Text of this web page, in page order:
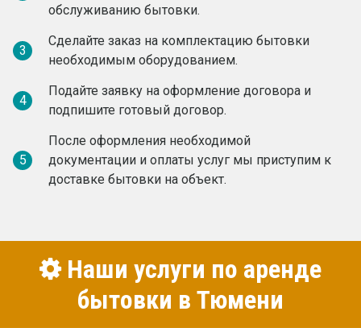
обслуживанию бытовки.
3
Сделайте заказ на комплектацию бытовки
необходимым оборудованием.
4
Подайте заявку на оформление договора и
подпишите готовый договор.
5
После оформления необходимой
документации и оплаты услуг мы приступим к
доставке бытовки на объект.
Наши услуги по аренде
бытовки в Тюмени